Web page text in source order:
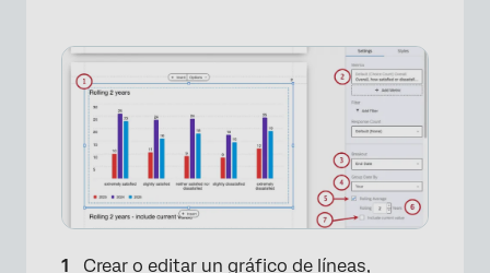
Crear o editar un gráfico de líneas,